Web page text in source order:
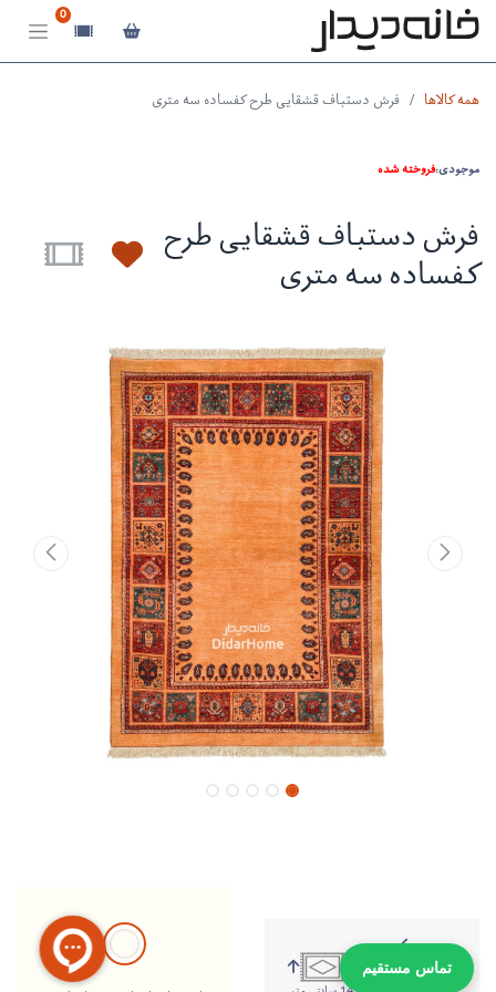
0
همه کالاها فرش دستباف قشقایی طرح کفساده سه متری
موجودی:فروخته شده
فرش دستباف قشقایی طرح
کفساده سه متری
تماس مستقیم